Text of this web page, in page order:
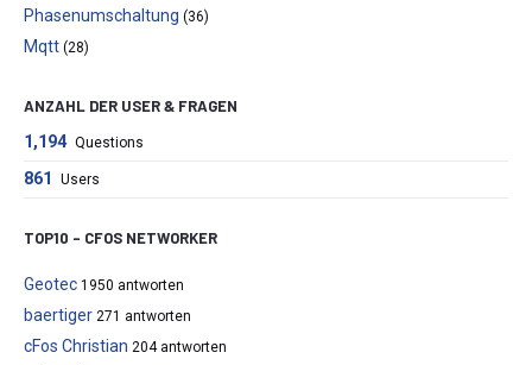
Phasenumschaltung (36)
Mqtt (28)
ANZAHL DER USER & FRAGEN
1,194 Questions
861 Users
TOP10 – CFOS NETWORKER
Geotec 1950 antworten
baertiger 271 antworten
cFos Christian 204 antworten